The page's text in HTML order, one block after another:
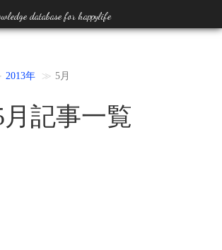
database for happylife
2013年 5月
月記事一覧